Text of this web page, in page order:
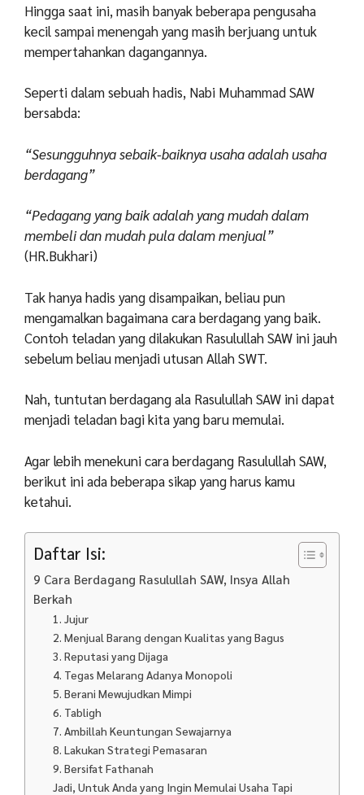
Hingga saat ini, masih banyak beberapa pengusaha
kecil sampai menengah yang masih berjuang untuk
mempertahankan dagangannya.
Seperti dalam sebuah hadis, Nabi Muhammad SAW
bersabda:
“Sesungguhnya sebaik-baiknya usaha adalah usaha
berdagang”
“Pedagang yang baik adalah yang mudah dalam
membeli dan mudah pula dalam menjual”
(HR.Bukhari)
Tak hanya hadis yang disampaikan, beliau pun
mengamalkan bagaimana cara berdagang yang baik.
Contoh teladan yang dilakukan Rasulullah SAW ini jauh
sebelum beliau menjadi utusan Allah SWT.
Nah, tuntutan berdagang ala Rasulullah SAW ini dapat
menjadi teladan bagi kita yang baru memulai.
Agar lebih menekuni cara berdagang Rasulullah SAW,
berikut ini ada beberapa sikap yang harus kamu
ketahui.
Daftar Isi:
9 Cara Berdagang Rasulullah SAW, Insya Allah
Berkah
1. Jujur
2. Menjual Barang dengan Kualitas yang Bagus
3. Reputasi yang Dijaga
4. Tegas Melarang Adanya Monopoli
5. Berani Mewujudkan Mimpi
6. Tabligh
7. Ambillah Keuntungan Sewajarnya
8. Lakukan Strategi Pemasaran
9. Bersifat Fathanah
Jadi, Untuk Anda yang Ingin Memulai Usaha Tapi